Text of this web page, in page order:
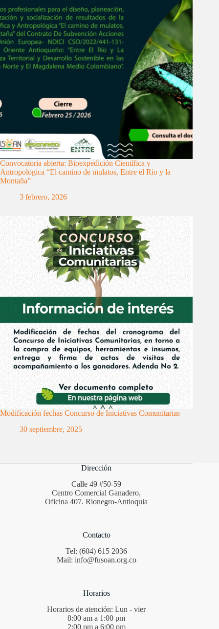
Convocatoria abierta: Bioexpedición Científica y
Antropológica “El camino de mulatos, Entre el Río y la
Montaña”
3 febrero, 2026
Modificación fechas Concurso de Iniciativas Comunitarias
30 septiembre, 2025
Dirección
Calle 49 #50-59
Centro Comercial Ganadero,
Oficina 407. Rionegro-Antioquia
Contacto
Tel: (604) 615 2036
Mail: info@fusoan.org.co
Horarios
Horarios de atención: Lun - vier
8:00 am a 1:00 pm
2:00 pm a 6:00 pm